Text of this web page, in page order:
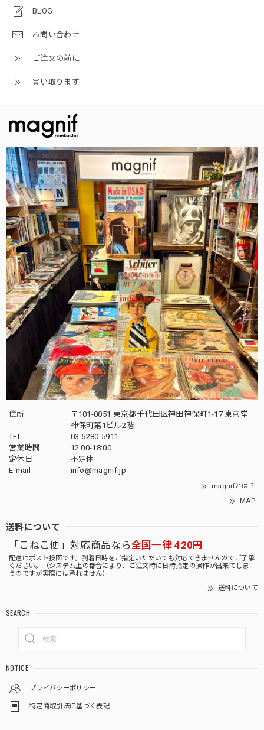
BLOG
お問い合わせ
ご注文の前に
買い取ります
住所
〒101-0051 東京都千代田区神田神保町1-17 東京堂
神保町第1ビル2階
TEL
03-5280-5911
営業時間
12:00-18:00
定休日
不定休
E-mail
info@magnif.jp
magnifとは？
MAP
送料について
「こねこ便」対応商品なら全国一律 420円
配達はポスト投函です。到着日時をご指定いただいても対応できませんのでご了承
ください。（システム上の都合により、ご注文時に日時指定の操作が出来てしま
うのですが実際には承れません）
送料について
SEARCH
NOTICE
プライバシーポリシー
特定商取引法に基づく表記